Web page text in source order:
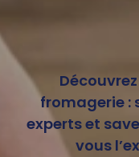
fromagerie :
experts et
vous